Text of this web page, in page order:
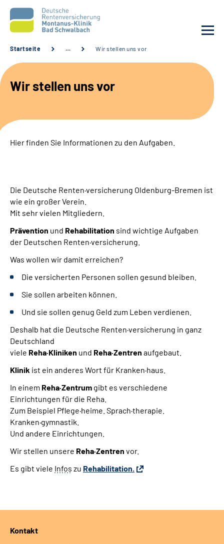
Unsere Klinik
Unsere Angebote
Service
Karriere
Suche
Leichte Sprache
Gebärdensprache
Startseite … Wir stellen uns vor
Wir stellen uns vor
Hier finden Sie Informationen zu den Aufgaben.
Die Deutsche Renten·versicherung Oldenburg-Bremen ist
wie ein großer Verein.
Mit sehr vielen Mitgliedern.
Prävention und Rehabilitation sind wichtige Aufgaben
der Deutschen Renten·versicherung.
Was wollen wir damit erreichen?
Die versicherten Personen sollen gesund bleiben.
Sie sollen arbeiten können.
Und sie sollen genug Geld zum Leben verdienen.
Deshalb hat die Deutsche Renten·versicherung in ganz
Deutschland
viele Reha·Kliniken und Reha·Zentren aufgebaut.
Klinik ist ein anderes Wort für Kranken·haus.
In einem Reha·Zentrum gibt es verschiedene
Einrichtungen für die Reha.
Zum Beispiel Pflege·heime. Sprach·therapie.
Kranken·gymnastik.
Und andere Einrichtungen.
Wir stellen unsere Reha·Zentren vor.
Es gibt viele Infos zu Rehabilitation.
Kontakt